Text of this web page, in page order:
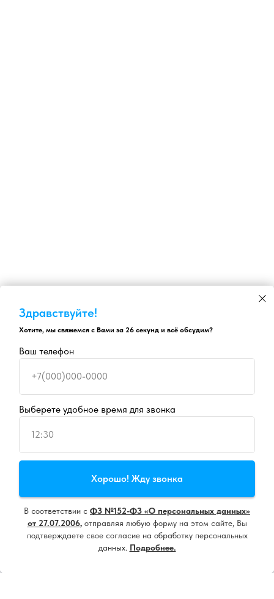
Здравствуйте!
Хотите, мы свяжемся с Вами за 26 секунд и всё обсудим?
Ваш телефон
+7(000)000-0000
Выберете удобное время для звонка
12:30
Хорошо! Жду звонка
В соответствии с ФЗ №152-ФЗ «О персональных данных»
от 27.07.2006,отправляя любую форму на этом сайте, Вы
подтверждаете свое согласие на обработку персональных
данных. Подробнее.
Продолжая пользоваться сайтом, вы даете
Принять все
Настроить
Напишите нам, мы онлайн!